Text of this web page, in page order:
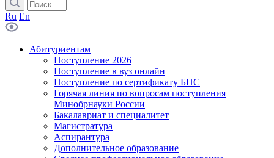
Ru En
Абитуриентам
Поступление 2026
Поступление в вуз онлайн
Поступление по сертификату БПС
Горячая линия по вопросам поступления
Минобрнауки России
Бакалавриат и специалитет
Магистратура
Аспирантура
Дополнительное образование